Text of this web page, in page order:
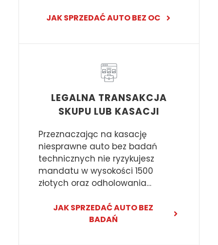
JAK SPRZEDAĆ AUTO BEZ OC
LEGALNA TRANSAKCJA
SKUPU LUB KASACJI
Przeznaczając na kasację
niesprawne auto bez badań
technicznych nie ryzykujesz
mandatu w wysokości 1500
złotych oraz odholowania…
JAK SPRZEDAĆ AUTO BEZ
BADAŃ